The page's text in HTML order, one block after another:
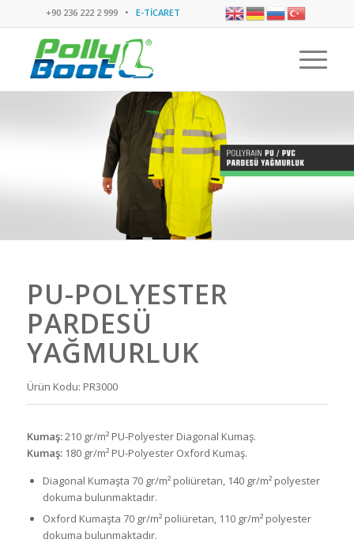
+90 236 222 2 999 •E-TİCARET
PU-POLYESTER
PARDESÜ
YAĞMURLUK
Ürün Kodu: PR3000
Kumaş:210 gr/m² PU-Polyester Diagonal Kumaş.
Kumaş:180 gr/m² PU-Polyester Oxford Kumaş.
Diagonal Kumaşta 70 gr/m² poliüretan, 140 gr/m² polyester
dokuma bulunmaktadır.
Oxford Kumaşta 70 gr/m² poliüretan, 110 gr/m² polyester
dokuma bulunmaktadır.